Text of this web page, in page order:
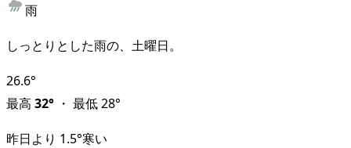
雨
しっとりとした雨の、土曜日。
26.6°
最高 32° ・ 最低28°
昨日より 1.5°寒い